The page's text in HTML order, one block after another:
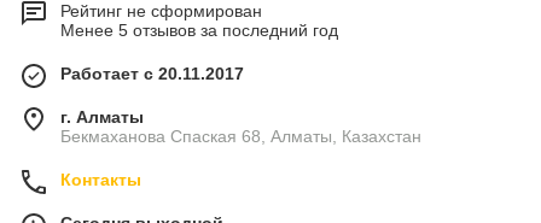
Рейтинг не сформирован
Менее 5 отзывов за последний год
Работает с 20.11.2017
г. Алматы
Бекмаханова Спаская 68, Алматы, Казахстан
Контакты